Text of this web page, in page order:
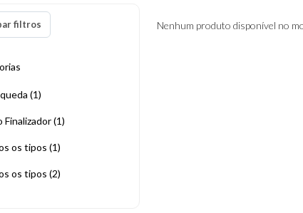
filtros
(1)
Finalizador (1)
os tipos (1)
os tipos (2)
Nenhum produto disponível no